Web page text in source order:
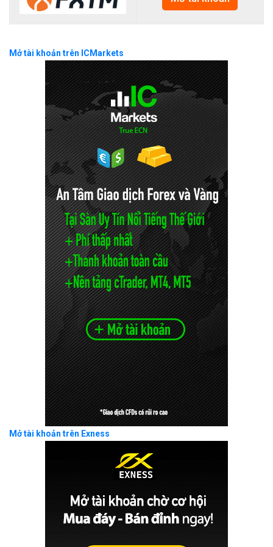
Mở tài khoản trên ICMarkets
Mở tài khoản trên Exness